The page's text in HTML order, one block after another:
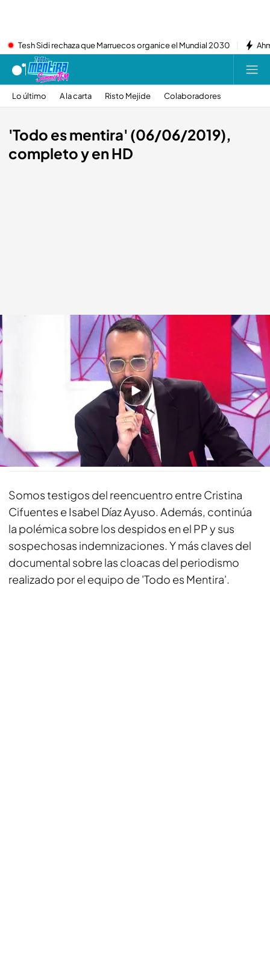
Tesh Sidi rechaza que Marruecos organice el Mundial 2030
Lo último A la carta Risto Mejide Colaboradores
'Todo es mentira' (06/06/2019),
completo y en HD
Risto Mejide tiene una teoría sobre Monedero
06 JUN 2019 - 19:35h.
Vuelve a ver el programa completo y en alta
Compartir
Somos testigos del reencuentro entre Cristina
Cifuentes e Isabel Díaz Ayuso. Además, continúa
la polémica sobre los despidos en el PP y sus
sospechosas indemnizaciones. Y más claves del
documental sobre las cloacas del periodismo
realizado por el equipo de 'Todo es Mentira'.